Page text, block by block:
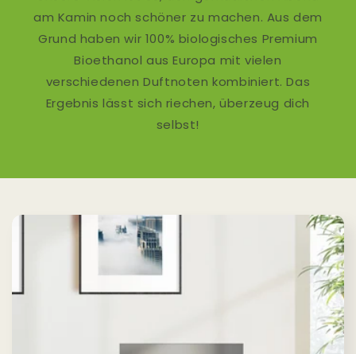
am Kamin noch schöner zu machen. Aus dem
Grund haben wir 100% biologisches Premium
Bioethanol aus Europa mit vielen
verschiedenen Duftnoten kombiniert. Das
Ergebnis lässt sich riechen, überzeug dich
selbst!